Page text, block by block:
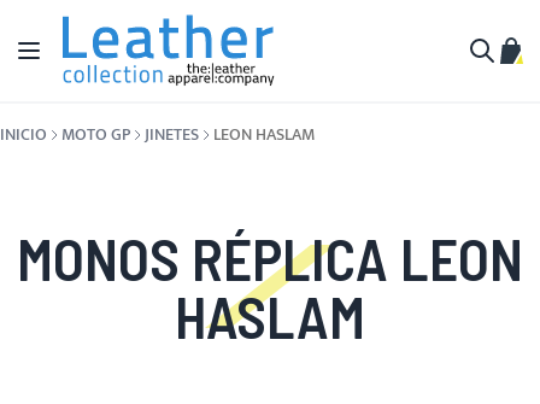
Ir al contenido
Toggle Nav
Mi
INICIO MOTO GP JINETES LEON HASLAM
MONOS RÉPLICA LEON
HASLAM